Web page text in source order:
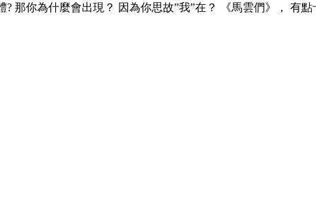
你為什麼會出現？ 因為你思故”我”在？ 《馬雲們》， 有點